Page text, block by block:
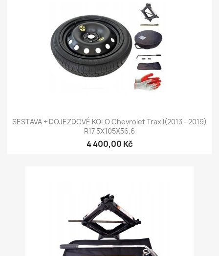
SESTAVA + DOJEZDOVÉ KOLO Chevrolet Trax I(2013 - 2019)
R17 5X105X56,6
4 400,00 Kč